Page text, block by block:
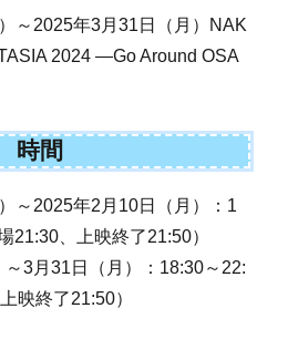
～2025年3月31日（月）NAK
2024 ―Go Around OSA
時間
～2025年2月10日（月）：1
21:30、上映終了21:50）
3月31日（月）：18:30～22:
映終了21:50）